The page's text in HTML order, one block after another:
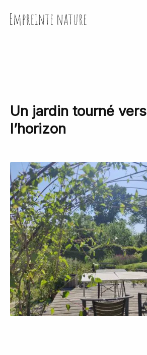
Empreinte Nature
Un jardin tourné vers
l’horizon